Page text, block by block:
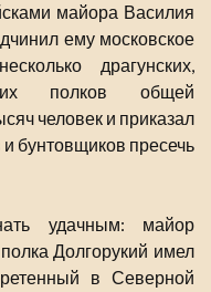
майора Василия
ему московское
драгунских,
полков общей
человек и приказал
бунтовщиков пресечь
удачным: майор
Долгорукий имел
в Северной